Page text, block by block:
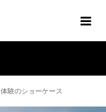
験のショーケース